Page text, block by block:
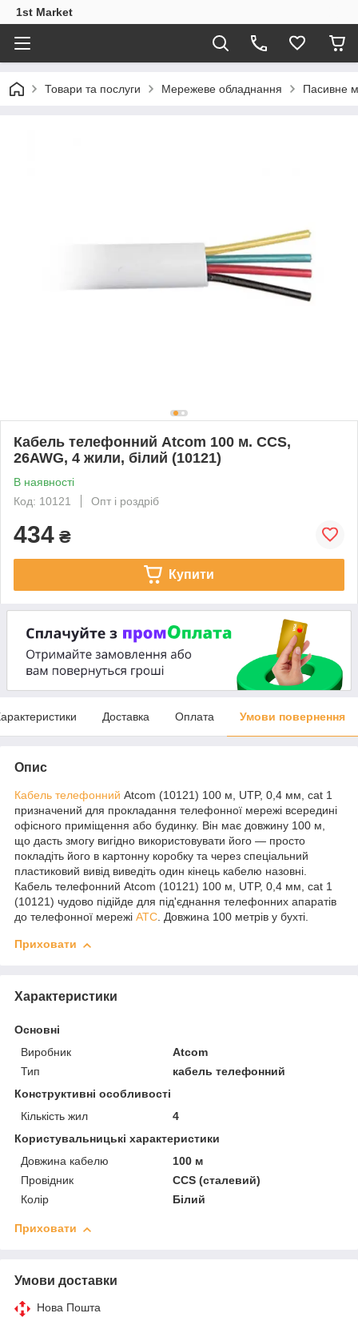
1st Market
Товари та послуги Мережеве обладнання Пасивне
Кабель телефонний Atcom 100 м. CCS,
26AWG, 4 жили, білий (10121)
В наявності
Код: 10121
Опт і роздріб
434 ₴
Купити
Доставка Оплата Умови повернення
Опис
Кабель телефонний Atcom (10121) 100 м, UTP, 0,4 мм, cat 1
призначений для прокладання телефонної мережі всередині
офісного приміщення або будинку. Він має довжину 100 м,
що дасть змогу вигідно використовувати його — просто
покладіть його в картонну коробку та через спеціальний
пластиковий вивід виведіть один кінець кабелю назовні.
Кабель телефонний Atcom (10121) 100 м, UTP, 0,4 мм, cat 1
(10121) чудово підійде для під'єднання телефонних апаратів
до телефонної мережі АТС. Довжина 100 метрів у бухті.
Приховати
Характеристики
Основні
Виробник
Atcom
Тип
кабель телефонний
Конструктивні особливості
Кількість жил
4
Користувальницькі характеристики
Довжина кабелю
100 м
Провідник
ССЅ (сталевий)
Колір
Білий
Приховати
Умови доставки
Нова Пошта